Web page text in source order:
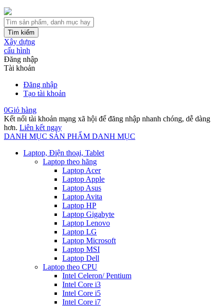
Tìm kiếm
Xây dựng
cấu hình
Đăng nhập
Tài khoản
Đăng nhập
Tạo tài khoản
0Giỏ hàng
Kết nối tài khoản mạng xã hội để đăng nhập nhanh chóng, dễ dàng
hơn. Liên kết ngay
DANH MỤC SẢN PHẨM DANH MỤC
Laptop, Điện thoại, Tablet
Laptop theo hãng
Laptop Acer
Laptop Apple
Laptop Asus
Laptop Avita
Laptop HP
Laptop Gigabyte
Laptop Lenovo
Laptop LG
Laptop Microsoft
Laptop MSI
Laptop Dell
Laptop theo CPU
Intel Celeron/ Pentium
Intel Core i3
Intel Core i5
Intel Core i7